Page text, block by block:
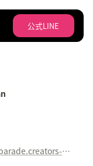
公式LINE
https://gameparade.creators-guild.com/works/2891